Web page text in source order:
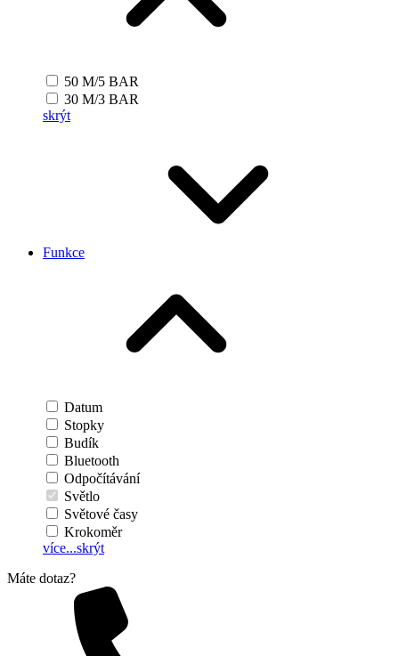
50 M/5 BAR
30 M/3 BAR
skrýt
Funkce
Datum
Stopky
Budík
Bluetooth
Odpočítávání
Světlo
Světové časy
Krokoměr
více...skrýt
Máte dotaz?